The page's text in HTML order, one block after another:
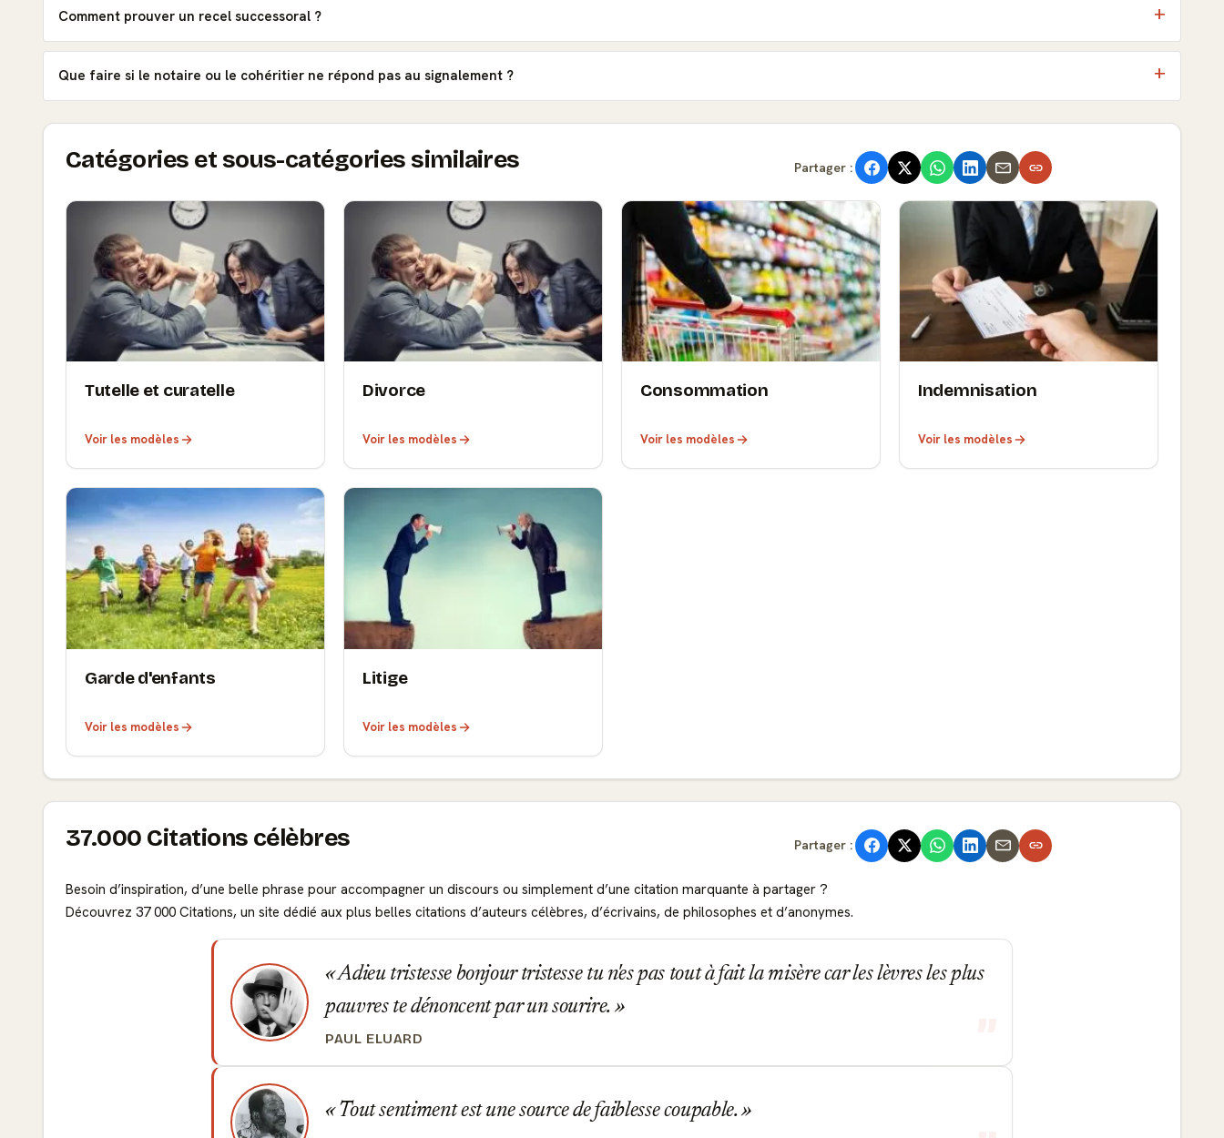
Comment prouver un recel successoral ?
Que faire si le notaire ou le cohéritier ne répond pas au signalement ?
Catégories et sous-catégories similaires Partager :
Tutelle et curatelle
Voir les modèles
Divorce
Voir les modèles
Consommation
Voir les modèles
Indemnisation
Voir les modèles
Garde d'enfants
Voir les modèles
Litige
Voir les modèles
37.000 Citations célèbres Partager :
Besoin d’inspiration, d’une belle phrase pour accompagner un discours ou simplement d’une citation marquante à partager ?
Découvrez 37 000 Citations, un site dédié aux plus belles citations d’auteurs célèbres, d’écrivains, de philosophes et d’anonymes.
Adieu tristesse bonjour tristesse tu n'es pas tout à fait la misère car les lèvres les plus
pauvres te dénoncent par un sourire.
PAUL ELUARD
Tout sentiment est une source de faiblesse coupable.